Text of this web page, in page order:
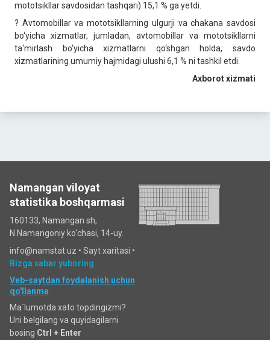
mototsikllar savdosidan tashqari) 15,1 % ga yetdi.
? Avtomobillar va mototsikllarning ulgurji va chakana savdosi
bo‘yicha xizmatlar, jumladan, avtomobillar va mototsikllarni
ta‘mirlash bo‘yicha xizmatlarni qo‘shgan holda, savdo
xizmatlarining umumiy hajmidagi ulushi 6,1 % ni tashkil etdi.
Axborot xizmati
Namangan viloyat
statistika boshqarmasi
160133, Namangan sh,
N.Namangoniy ko'chasi, 14-uy.
info@namstat.uz • Sayt xaritasi •
Bizga xabar yuboring
Veb-saytdan foydalanish uchun
qo'llanma
Ma`lumotda xato topdingizmi?
Uni belgilang va quyidagilarni
bosing Ctrl + Enter